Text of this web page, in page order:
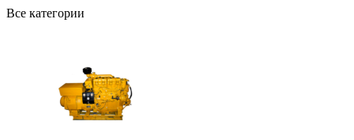
Все категории